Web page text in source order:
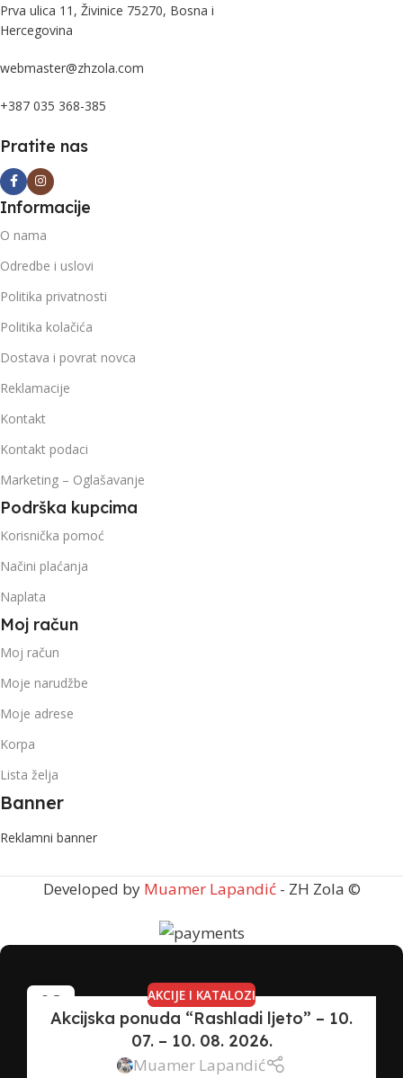
Prva ulica 11, Živinice 75270, Bosna i
Hercegovina
webmaster@zhzola.com
+387 035 368-385
Pratite nas
Informacije
O nama
Odredbe i uslovi
Politika privatnosti
Politika kolačića
Dostava i povrat novca
Reklamacije
Kontakt
Kontakt podaci
Marketing – Oglašavanje
Podrška kupcima
Korisnička pomoć
Načini plaćanja
Naplata
Moj račun
Moj račun
Moje narudžbe
Moje adrese
Korpa
Lista želja
Banner
Reklamni banner
Developed by Muamer Lapandić- ZH Zola ©
08
JUL
AKCIJE I KATALOZI
Akcijska ponuda “Rashladi ljeto” – 10.
07. – 10. 08. 2026.
Muamer Lapandić